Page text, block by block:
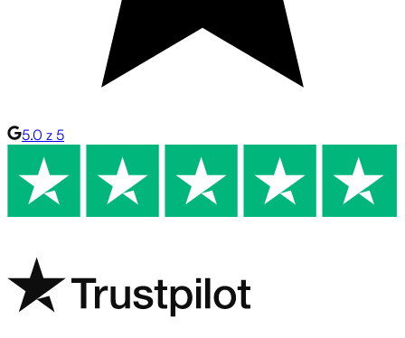
5.0 z 5